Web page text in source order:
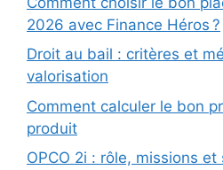
2026 avec Finance Héros ?
Droit au bail : critères et
valorisation
Comment calculer le bon
produit
OPCO 2i : rôle, missions